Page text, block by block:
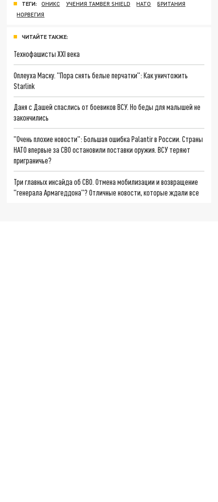
ТЕГИ: ОНИКС УЧЕНИЯ TAMBER SHIELD НАТО
БРИТАНИЯ
НОРВЕГИЯ
ЧИТАЙТЕ ТАКЖЕ:
Технофашисты XXI века
Оплеуха Маску. "Пора снять белые перчатки": Как уничтожить
Starlink
Даня с Дашей спаслись от боевиков ВСУ. Но беды для малышей не
закончились
"Очень плохие новости": Большая ошибка Palantir в России. Страны
НАТО впервые за СВО остановили поставки оружия. ВСУ теряют
приграничье?
Три главных инсайда об СВО. Отмена мобилизации и возвращение
"генерала Армагеддона"? Отличные новости, которые ждали все